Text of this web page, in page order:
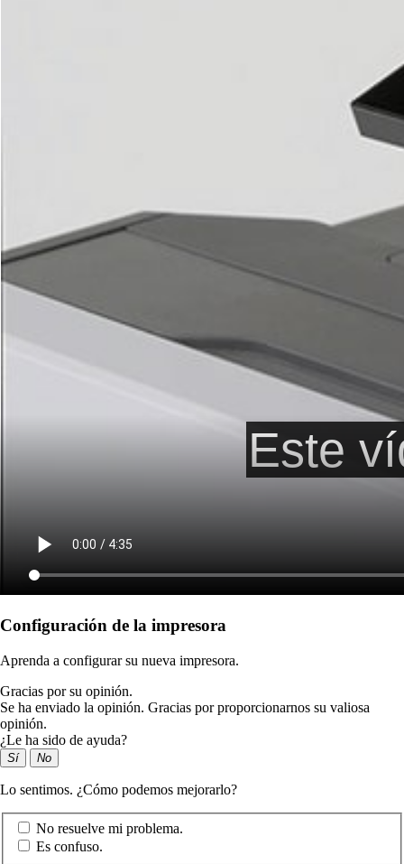
Configuración de la impresora
Aprenda a configurar su nueva impresora.
Gracias por su opinión.
Se ha enviado la opinión. Gracias por proporcionarnos su valiosa
opinión.
¿Le ha sido de ayuda?
Sí No
Lo sentimos. ¿Cómo podemos mejorarlo?
No resuelve mi problema.
Es confuso.